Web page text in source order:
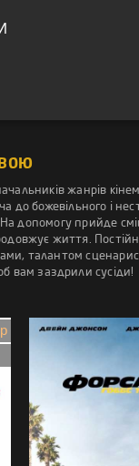
жанрів
до божевільного і
допомогу прийде
життя.
талантом
вам заздрили сусіди!